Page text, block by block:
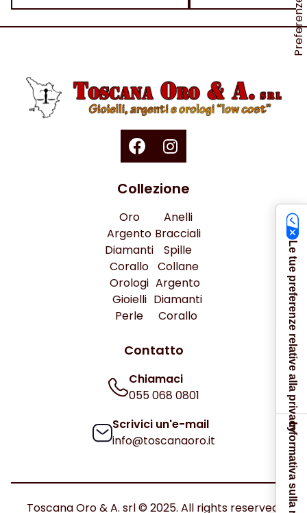
Collezione
Oro
Argento
Diamanti
Corallo
Orologi
Gioielli
Perle
Anelli
Bracciali
Spille
Collane
Argento
Diamanti
Corallo
Contatto
Chiamaci
055 068 0801
Scrivici un'e-mail
info@toscanaoro.it
Toscana Oro & A. srl © 2025. All rights reserved.
Le tue preferenze relative alla privacy
Informativa sulla raccolta